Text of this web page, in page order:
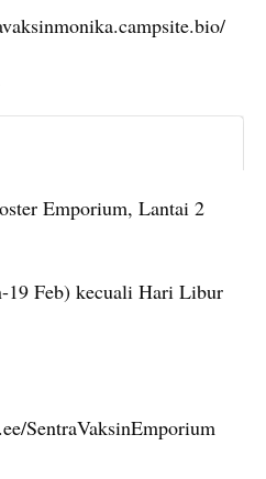
Emporium, Lantai 2
19 Feb) kecuali Hari Libur
SentraVaksinEmporium